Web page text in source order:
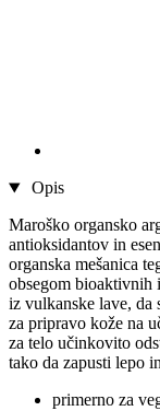
Opis
Maroško organsko
antioksidantov in
organska mešanica
obsegom bioaktivnih
iz vulkanske lave, da
za pripravo kože na
za telo učinkovito
tako da zapusti lepo
primerno za